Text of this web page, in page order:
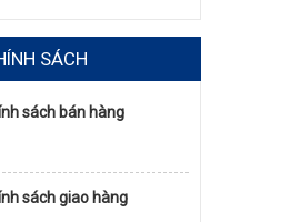
SÁCH
sách bán hàng
sách giao hàng